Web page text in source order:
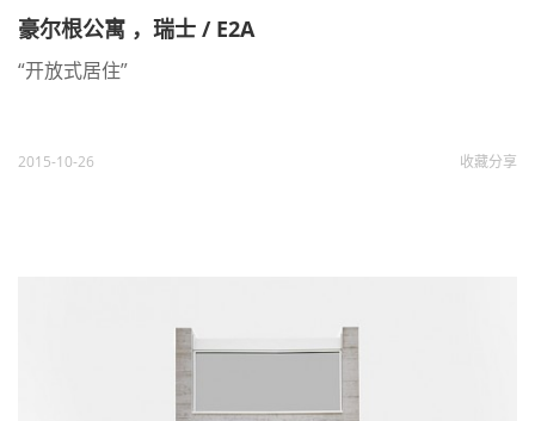
豪尔根公寓 ，瑞士 / E2A
“开放式居住”
2015-10-26 收藏分享